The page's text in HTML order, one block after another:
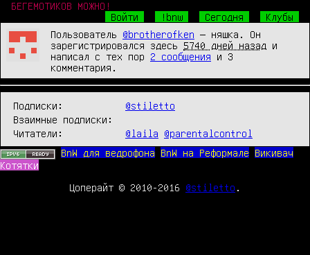
БЕГЕМОТИКОВ МОЖНО!
Войти
!bnw Сегодня
Клубы
Пользователь @brotherofken — няшка. Он
зарегистрировался здесь 5740 дней назад и
написал с тех пор 2 сообщения и 3
комментария.
Подписки:
@stiletto
Взаимные подписки:
Читатели:
@laila
@parentalcontrol
BnW для ведрофона
BnW на Реформале
Викивач
Котятки
Цоперайт © 2010-2016 @stiletto